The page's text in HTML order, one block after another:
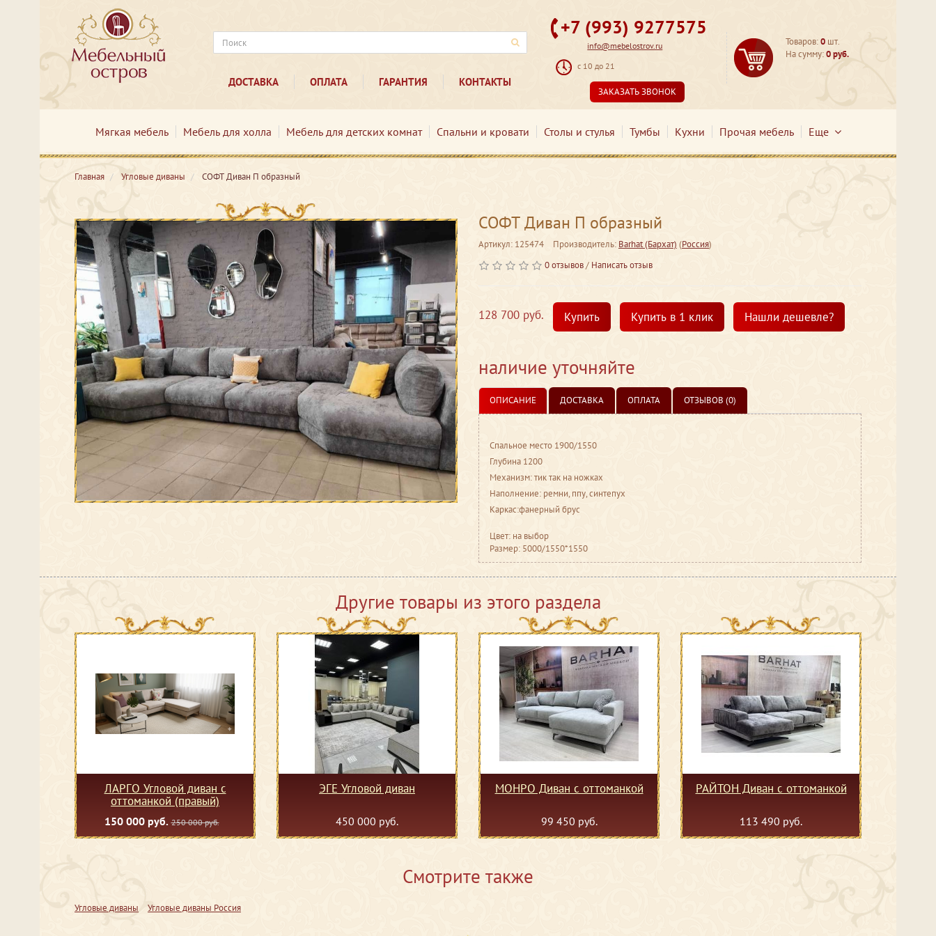
ДОСТАВКА ОПЛАТА ГАРАНТИЯ КОНТАКТЫ
+7 (993) 9277575
info@mebelostrov.ru
с 10 до 21
ЗАКАЗАТЬ ЗВОНОК
Товаров:0 шт.
На сумму:0 руб.
Мягкая мебель Мебель для холла Мебель для детских комнат Спальни и кровати Столы и стулья Тумбы Кухни Прочая мебель Еще
Главная Угловые диваны СОФТ Диван П образный
СОФТ Диван П образный
Артикул: 125474 Производитель: Barhat (Бархат) (Россия)
0 отзывов/ Написать отзыв
128 700 руб. Купить Купить в 1 клик Нашли дешевле?
наличие уточняйте
ОПИСАНИЕ ДОСТАВКА ОПЛАТА ОТЗЫВОВ (0)
Спальное место 1900/1550
Глубина 1200
Механизм: тик так на ножках
Наполнение: ремни, ппу, синтепух
Каркас:фанерный брус
Цвет: на выбор
Размер: 5000/1550*1550
Другие товары из этого раздела
ЛАРГО Угловой диван с
оттоманкой (правый)
150 000 руб. 250 000 руб.
ЭГЕ Угловой диван
450 000 руб.
МОНРО Диван с оттоманкой
99 450 руб.
РАЙТОН Диван с оттоманкой
113 490 руб.
Смотрите также
Угловые диваны Угловые диваны Россия